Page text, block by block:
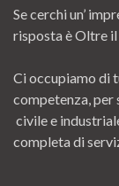
Se cerchi un’
risposta è Oltre
Ci occupiamo di
competenza, per
civile e
completa di